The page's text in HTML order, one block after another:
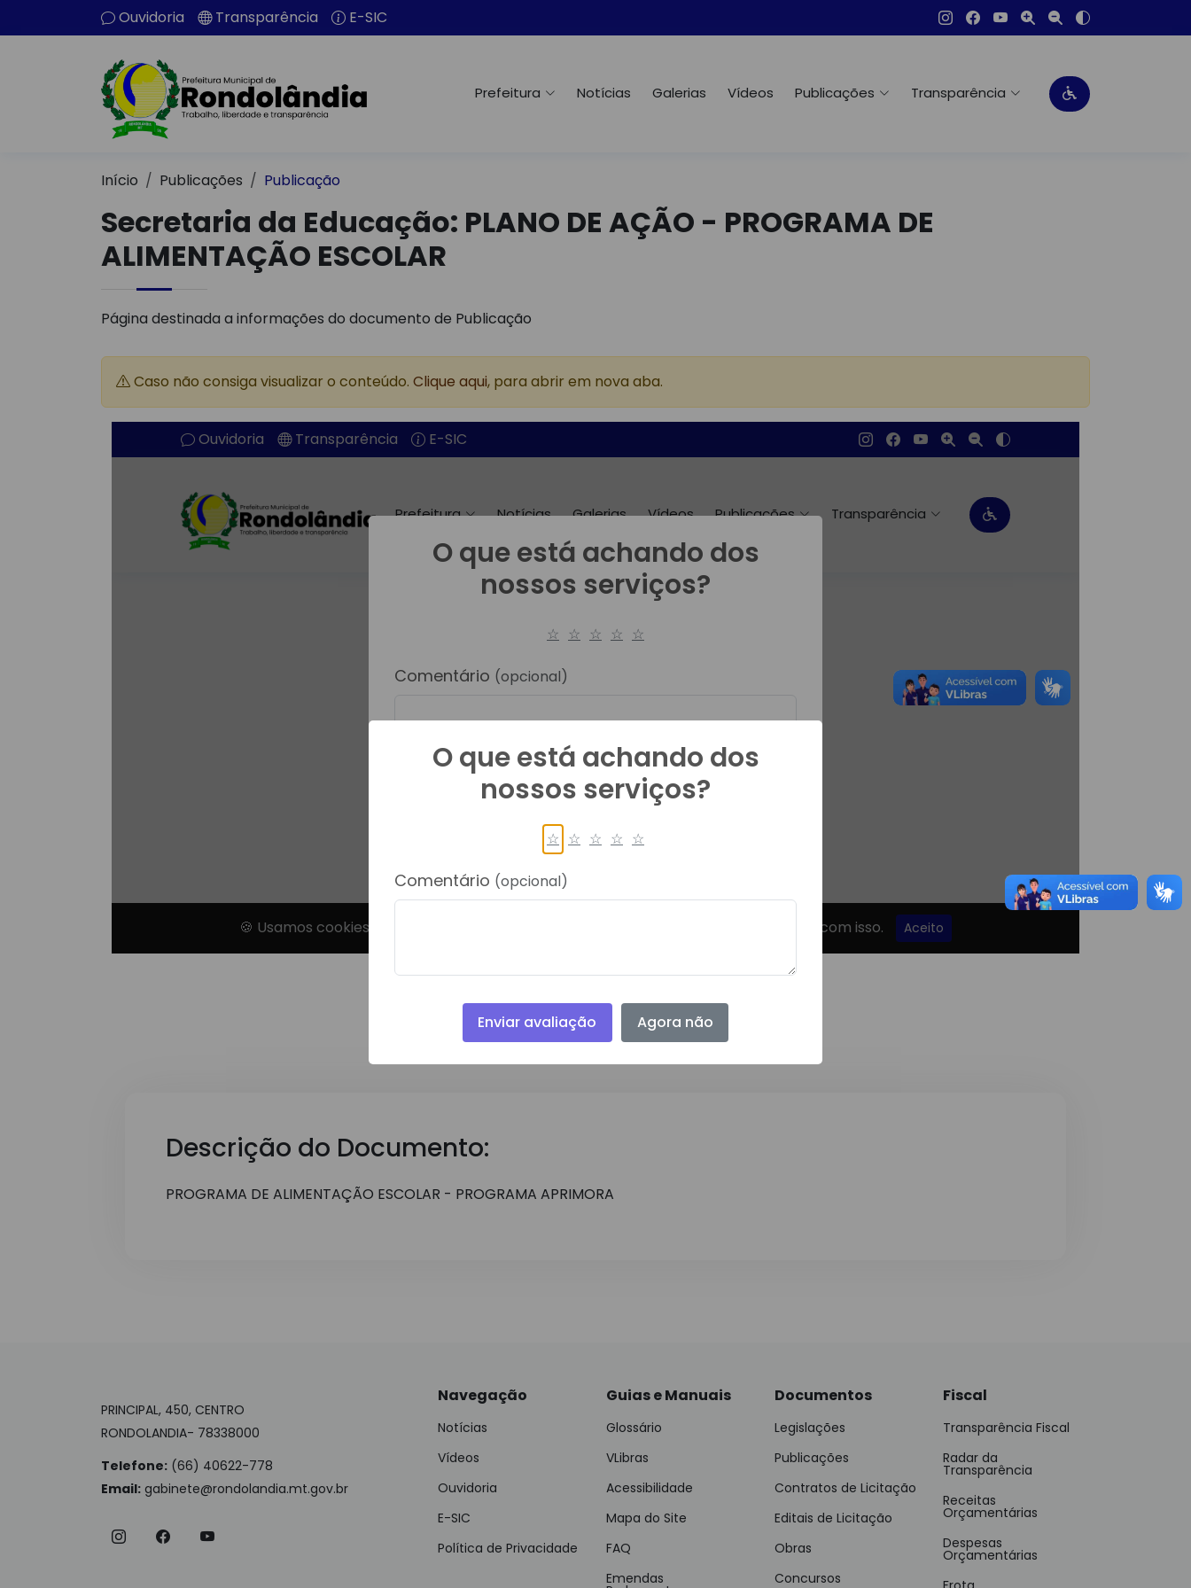
Ouvidoria Transparência E-SIC
Prefeitura Notícias Galerias Vídeos Publicações Transparência
Início Publicações Publicação
Secretaria da Educação: PLANO DE AÇÃO - PROGRAMA DE
ALIMENTAÇÃO ESCOLAR
Página destinada a informações do documento de Publicação
Caso não consiga visualizar o conteúdo. Clique aqui, para abrir em nova aba.
Download do Arquivo
Descrição do Documento:
PROGRAMA DE ALIMENTAÇÃO ESCOLAR - PROGRAMA APRIMORA
PRINCIPAL, 450, CENTRO
RONDOLANDIA- 78338000
Telefone: (66) 40622-778
Email: gabinete@rondolandia.mt.gov.br
Navegação
Notícias
Vídeos
Ouvidoria
E-SIC
Política de Privacidade
Guias e Manuais
Glossário
VLibras
Acessibilidade
Mapa do Site
FAQ
Emendas
Documentos
Legislações
Publicações
Contratos de Licitação
Editais de Licitação
Obras
Concursos
Fiscal
Transparência Fiscal
Radar da
Transparência
Receitas
Orçamentárias
Despesas
Orçamentárias
O que está achando dos
nossos serviços?
☆ ☆ ☆ ☆ ☆
Comentário (opcional)
Enviar avaliação Agora não